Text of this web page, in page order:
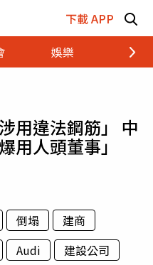
下載 APP
娛樂 財經
用違法鋼筋」 中
用人頭董事」
倒塌
建商
Audi
建設公司